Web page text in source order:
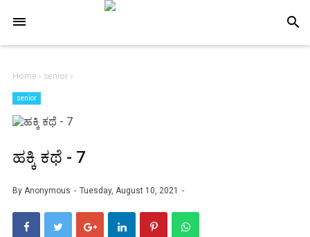
search
Home › senior›
senior
ಹಕ್ಕಿ ಕಥೆ - 7
By Anonymous Tuesday, August 10, 2021